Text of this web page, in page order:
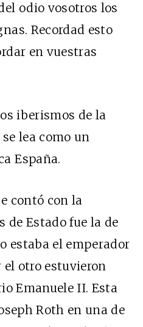
odio vosotros los
Recordad esto
en vuestras
iberismos de la
lea como un
España.
contó con la
de Estado fue la de
estaba el emperador
el otro estuvieron
Emanuele II. Esta
Roth en una de